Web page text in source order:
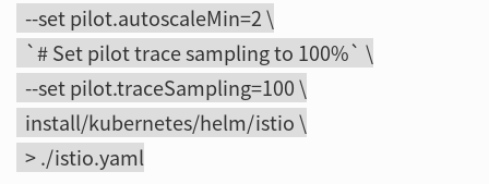
--set pilot.autoscaleMin=2 \
`# Set pilot trace sampling to 100%` \
--set pilot.traceSampling=100 \
install/kubernetes/helm/istio \
> ./istio.yaml